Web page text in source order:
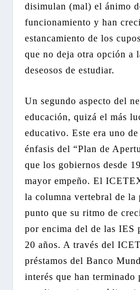
disimulan (mal) el ánimo
funcionamiento y han
estancamiento de los
que no deja otra opción a
deseosos de estudiar.
Un segundo aspecto del
educación, quizá el más
educativo. Este era uno
énfasis del “Plan de
que los gobiernos desde
mayor empeño. El
la columna vertebral de
punto que su ritmo de
por encima del de las IES
20 años. A través del
préstamos del Banco
interés que han terminado